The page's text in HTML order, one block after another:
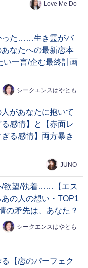
Love Me Do
った……生き霊がバ
なたへの最新恋本
い一言/企む最終計画
シークエンスはやとも
があなたに抱いて
感情】と【赤面レ
る感情】両方暴き
JUNO
/欲望/執着……【エス
の人の想い・TOP1
の矛先は、あなた？
シークエンスはやとも
【恋のパーフェク